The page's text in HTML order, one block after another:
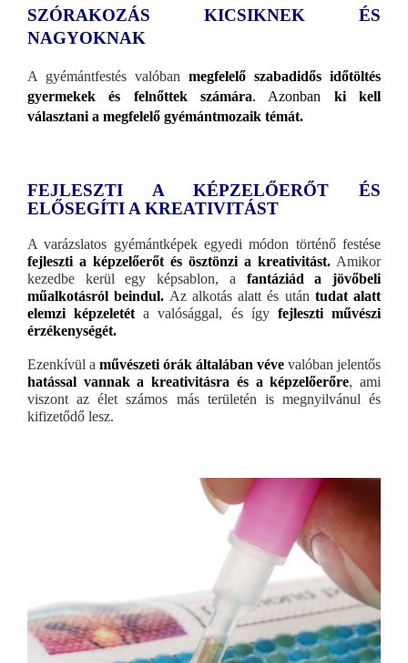
SZÓRAKOZÁS KICSIKNEK ÉS
NAGYOKNAK
A gyémántfestés valóban megfelelő szabadidős időtöltés
gyermekek és felnőttek számára. Azonban ki kell
választani a megfelelő gyémántmozaik témát.
FEJLESZTI A KÉPZELŐERŐT ÉS
ELŐSEGÍTI A KREATIVITÁST
A varázslatos gyémántképek egyedi módon történő festése
fejleszti a képzelőerőt és ösztönzi a kreativitást. Amikor
kezedbe kerül egy képsablon, a fantáziád a jövőbeli
műalkotásról beindul. Az alkotás alatt és után tudat alatt
elemzi képzeletét a valósággal, és így fejleszti művészi
érzékenységét.
Ezenkívül a művészeti órák általában véve valóban jelentős
hatással vannak a kreativitásra és a képzelőerőre, ami
viszont az élet számos más területén is megnyilvánul és
kifizetődő lesz.